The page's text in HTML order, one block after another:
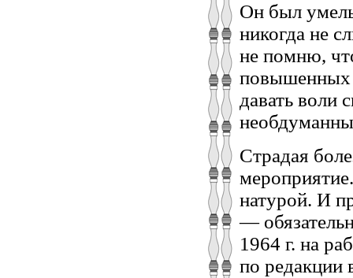
Он был
никогда не
не помню,
повышенных
давать воли
Страдая
натурой. И
—
1964 г. на
по редакции